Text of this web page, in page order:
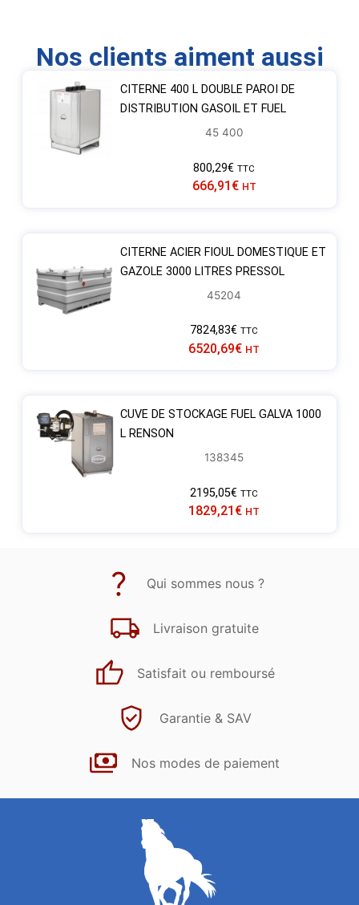
Nos clients aiment aussi
CITERNE 400 L DOUBLE PAROI DE
DISTRIBUTION GASOIL ET FUEL
45 400
800,29€ TTC
666,91 € HT
CITERNE ACIER FIOUL DOMESTIQUE ET
GAZOLE 3000 LITRES PRESSOL
45204
7824,83€ TTC
6520,69€ HT
CUVE DE STOCKAGE FUEL GALVA 1000
L RENSON
138345
2195,05€ TTC
1829,21 € HT
Qui sommes nous ?
Livraison gratuite
Satisfait ou remboursé
Garantie & SAV
Nos modes de paiement